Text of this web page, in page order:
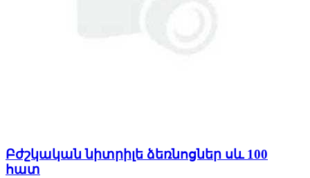
Բժշկական նիտրիլե ձեռնոցներ սև 100
հատ